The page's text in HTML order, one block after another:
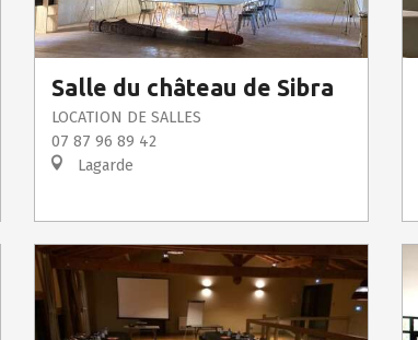
Salle du château de Sibra
LOCATION DE SALLES
07 87 96 89 42
Lagarde